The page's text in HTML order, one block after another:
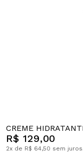
CREME
R$ 129,00
2x de R$ 64,50 sem juros.